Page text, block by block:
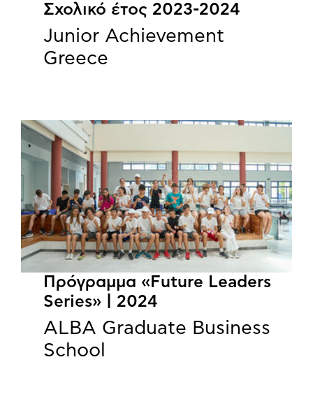
Σχολικό έτος 2023-2024
Junior Achievement
Greece
Πρόγραμμα «Future Leaders
Series» | 2024
ALBA Graduate Business
School